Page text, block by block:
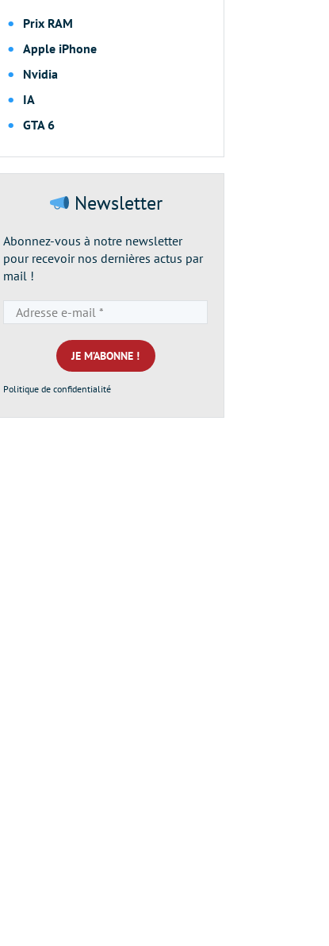
Prix RAM
Apple iPhone
Nvidia
IA
GTA 6
Newsletter
Abonnez-vous à notre newsletter
pour recevoir nos dernières actus par
mail !
e-
mail
*
Politique de confidentialité